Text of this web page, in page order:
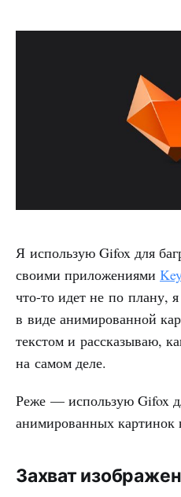
Я использую Gifox для
своими приложениями
что-то идет не по плану,
в виде анимированной
текстом и рассказываю,
на самом деле.
Реже — использую Gifox
анимированных картинок
Захват